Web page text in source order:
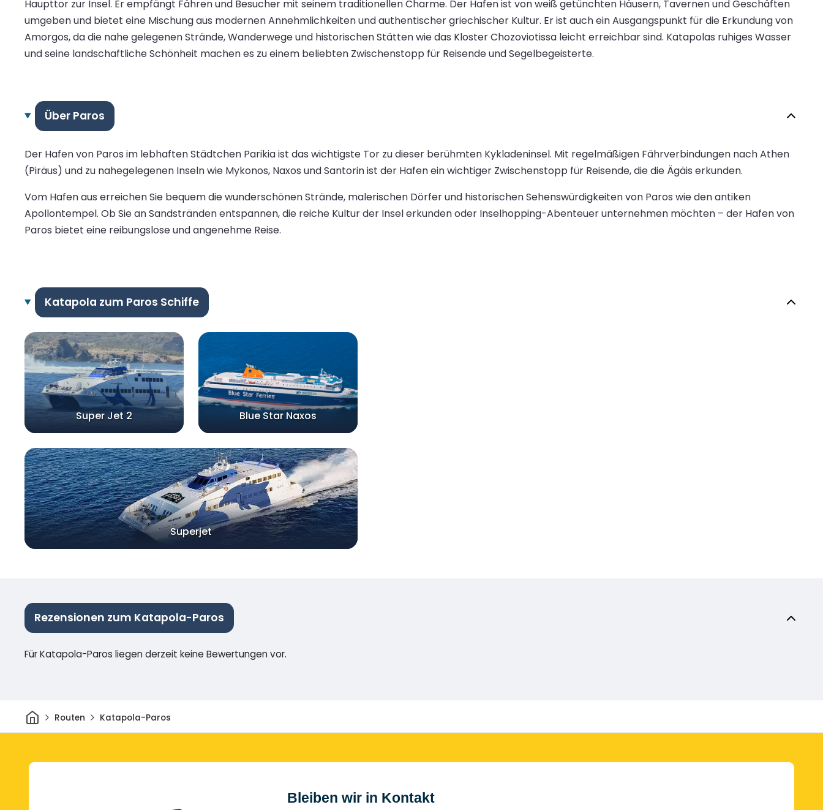
Haupttor zur Insel. Er empfängt Fähren und Besucher mit seinem traditionellen Charme. Der Hafen ist von weiß getünchten Häusern, Tavernen und Geschäften
umgeben und bietet eine Mischung aus modernen Annehmlichkeiten und authentischer griechischer Kultur. Er ist auch ein Ausgangspunkt für die Erkundung von
Amorgos, da die nahe gelegenen Strände, Wanderwege und historischen Stätten wie das Kloster Chozoviotissa leicht erreichbar sind. Katapolas ruhiges Wasser
und seine landschaftliche Schönheit machen es zu einem beliebten Zwischenstopp für Reisende und Segelbegeisterte.
Über Paros
Der Hafen von Paros im lebhaften Städtchen Parikia ist das wichtigste Tor zu dieser berühmten Kykladeninsel. Mit regelmäßigen Fährverbindungen nach Athen
(Piräus) und zu nahegelegenen Inseln wie Mykonos, Naxos und Santorin ist der Hafen ein wichtiger Zwischenstopp für Reisende, die die Ägäis erkunden.
Vom Hafen aus erreichen Sie bequem die wunderschönen Strände, malerischen Dörfer und historischen Sehenswürdigkeiten von Paros wie den antiken
Apollontempel. Ob Sie an Sandstränden entspannen, die reiche Kultur der Insel erkunden oder Inselhopping-Abenteuer unternehmen möchten – der Hafen von
Paros bietet eine reibungslose und angenehme Reise.
Katapola zum Paros Schiffe
Super Jet 2 Blue Star Naxos
Superjet
Rezensionen zum Katapola-Paros
Für Katapola-Paros liegen derzeit keine Bewertungen vor.
HeimRouten Katapola-Paros
Bleiben wir in Kontakt